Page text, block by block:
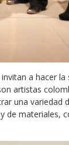
a hacer la
artistas
una variedad
de materiales,